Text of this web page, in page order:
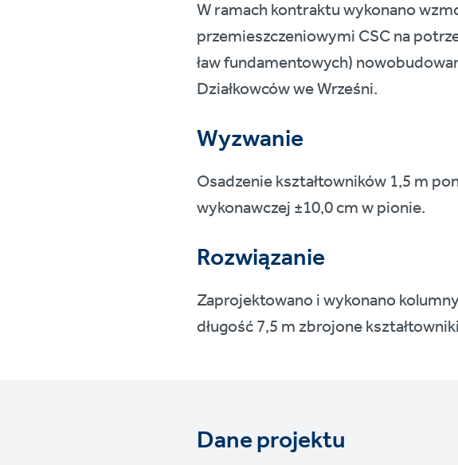
W ramach kontraktu wykonano
przemieszczeniowymi CSC na
ław fundamentowych)
Działkowców we Wrześni.
Wyzwanie
Osadzenie kształtowników 1,5 m
wykonawczej ±10,0 cm w pionie.
Rozwiązanie
Zaprojektowano i wykonano
długość 7,5 m zbrojone
Dane projektu